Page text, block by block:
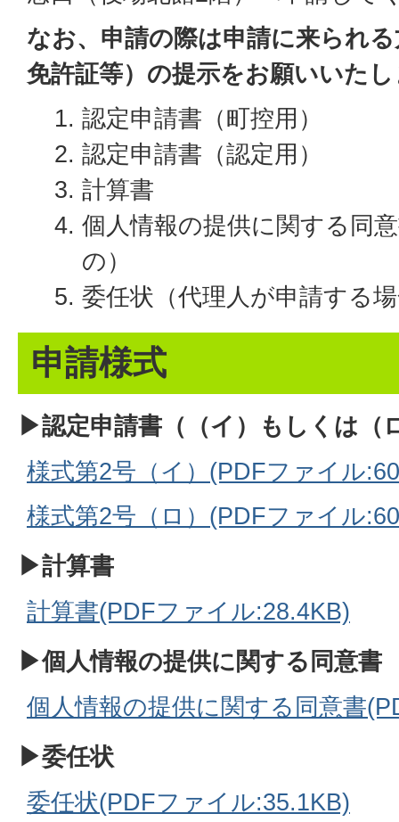
なお、申請の際は申請に来られ
免許証等）の提示をお願いいた
認定申請書（町控用）
認定申請書（認定用）
計算書
個人情報の提供に関する同
の）
委任状（代理人が申請する
申請様式
▶認定申請書（（イ）もしくは（
様式第2号（イ）(PDFファイル
様式第2号（ロ）(PDFファイル
▶計算書
計算書(PDFファイル:28.4KB)
▶個人情報の提供に関する同意書
個人情報の提供に関する同意書
▶委任状
委任状(PDFファイル:35.1KB)